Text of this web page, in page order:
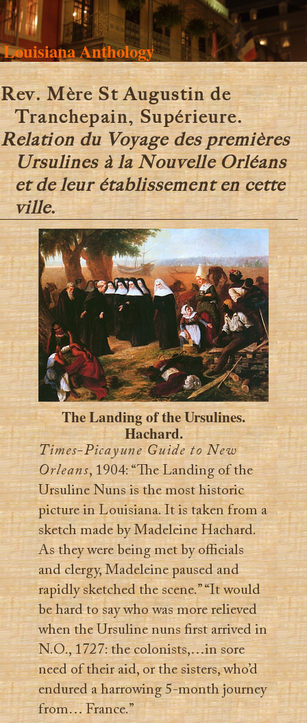
Louisiana Anthology
Rev. Mère St Augustin de
Tranchepain, Supérieure.
Relation du Voyage des premières
Ursulines à la Nouvelle Orléans
et de leur établissement en cette
ville.
The Landing of the Ursulines.
Hachard.
Times-Picayune Guide to New
Orleans, 1904: “The Landing of the
Ursuline Nuns is the most historic
picture in Louisiana. It is taken from a
sketch made by Madeleine Hachard.
As they were being met by officials
and clergy, Madeleine paused and
rapidly sketched the scene.” “It would
be hard to say who was more relieved
when the Ursuline nuns first arrived in
N.O., 1727: the colonists,…in sore
need of their aid, or the sisters, who’d
endured a harrowing 5-month journey
from… France.”